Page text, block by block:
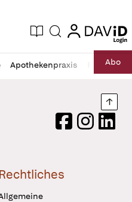
Aktuelle Ausgabe
Suche login
login
Apothekenpraxis RechtAbo
FacebookInstagram
Rechtliches